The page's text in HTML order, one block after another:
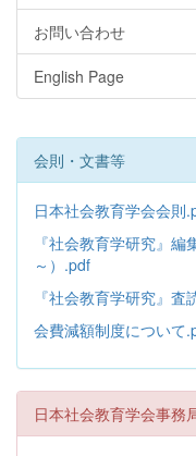
お問い合わせ
English Page
会則・文書等
日本社会教育学会会則
『社会教育学研究』
～）.pdf
『社会教育学研究』査
会費減額制度について
日本社会教育学会事務